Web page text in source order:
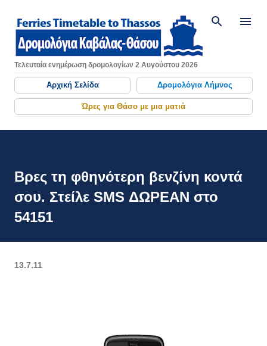
Μετάβαση στο κύριο περιεχόμενο
Τελευταία ενημέρωση δρομολογίων 2 Αυγούστου 2026
Αρχική Σελίδα Δρομολόγια Λήμνος
Ώρες για Θάσο με μια ματιά
Βρες τη φθηνότερη βενζίνη κοντά
σου. Στείλε SMS ΔΩΡΕΑΝ στο
54151
13.7.11